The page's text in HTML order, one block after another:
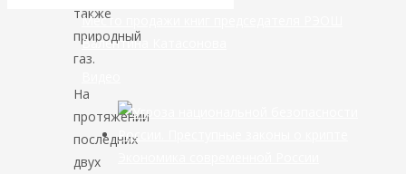
также
природный
газ.
На
протяжении
последних
двух
Место продажи книг председателя РЭОШ
Валентина Катасонова